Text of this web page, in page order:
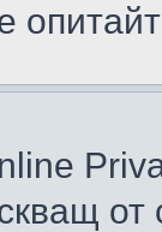
от